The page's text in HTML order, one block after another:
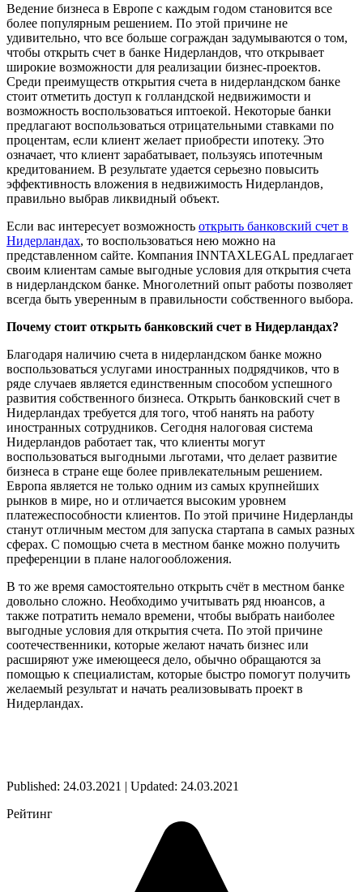
Ведение бизнеса в Европе с каждым годом становится все
более популярным решением. По этой причине не
удивительно, что все больше сограждан задумываются о том,
чтобы открыть счет в банке Нидерландов, что открывает
широкие возможности для реализации бизнес-проектов.
Среди преимуществ открытия счета в нидерландском банке
стоит отметить доступ к голландской недвижимости и
возможность воспользоваться иптоекой. Некоторые банки
предлагают воспользоваться отрицательными ставками по
процентам, если клиент желает приобрести ипотеку. Это
означает, что клиент зарабатывает, пользуясь ипотечным
кредитованием. В результате удается серьезно повысить
эффективность вложения в недвижимость Нидерландов,
правильно выбрав ликвидный объект.
Если вас интересует возможность открыть банковский счет в
Нидерландах, то воспользоваться нею можно на
представленном сайте. Компания INNTAXLEGAL предлагает
своим клиентам самые выгодные условия для открытия счета
в нидерландском банке. Многолетний опыт работы позволяет
всегда быть уверенным в правильности собственного выбора.
Почему стоит открыть банковский счет в Нидерландах?
Благодаря наличию счета в нидерландском банке можно
воспользоваться услугами иностранных подрядчиков, что в
ряде случаев является единственным способом успешного
развития собственного бизнеса. Открыть банковский счет в
Нидерландах требуется для того, чтоб нанять на работу
иностранных сотрудников. Сегодня налоговая система
Нидерландов работает так, что клиенты могут
воспользоваться выгодными льготами, что делает развитие
бизнеса в стране еще более привлекательным решением.
Европа является не только одним из самых крупнейших
рынков в мире, но и отличается высоким уровнем
платежеспособности клиентов. По этой причине Нидерланды
станут отличным местом для запуска стартапа в самых разных
сферах. С помощью счета в местном банке можно получить
преференции в плане налогообложения.
В то же время самостоятельно открыть счёт в местном банке
довольно сложно. Необходимо учитывать ряд нюансов, а
также потратить немало времени, чтобы выбрать наиболее
выгодные условия для открытия счета. По этой причине
соотечественники, которые желают начать бизнес или
расширяют уже имеющееся дело, обычно обращаются за
помощью к специалистам, которые быстро помогут получить
желаемый результат и начать реализовывать проект в
Нидерландах.
Published: 24.03.2021 | Updated: 24.03.2021
Рейтинг